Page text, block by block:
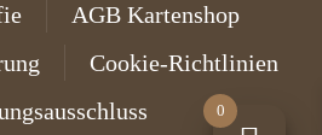
AGB Kartenshop
Cookie-Richtlinien
0